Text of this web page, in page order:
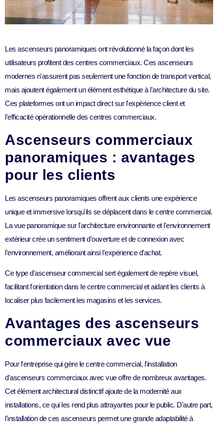
Les ascenseurs panoramiques ont révolutionné la façon dont les
utilisateurs profitent des centres commerciaux. Ces ascenseurs
modernes n'assurent pas seulement une fonction de transport vertical,
mais ajoutent également un élément esthétique à l'architecture du site.
Ces plateformes ont un impact direct sur l'expérience client et
l'efficacité opérationnelle des centres commerciaux.
Ascenseurs commerciaux
panoramiques : avantages
pour les clients
Les ascenseurs panoramiques offrent aux clients une expérience
unique et immersive lorsqu'ils se déplacent dans le centre commercial.
La vue panoramique sur l'architecture environnante et l'environnement
extérieur crée un sentiment d'ouverture et de connexion avec
l'environnement, améliorant ainsi l'expérience d'achat.
Ce type d'ascenseur commercial sert également de repère visuel,
facilitant l'orientation dans le centre commercial et aidant les clients à
localiser plus facilement les magasins et les services.
Avantages des ascenseurs
commerciaux avec vue
Pour l'entreprise qui gère le centre commercial, l'installation
d'ascenseurs commerciaux avec vue offre de nombreux avantages.
Cet élément architectural distinctif ajoute de la modernité aux
installations, ce qui les rend plus attrayantes pour le public. D'autre part,
l'installation de ces ascenseurs permet une grande adaptabilité à